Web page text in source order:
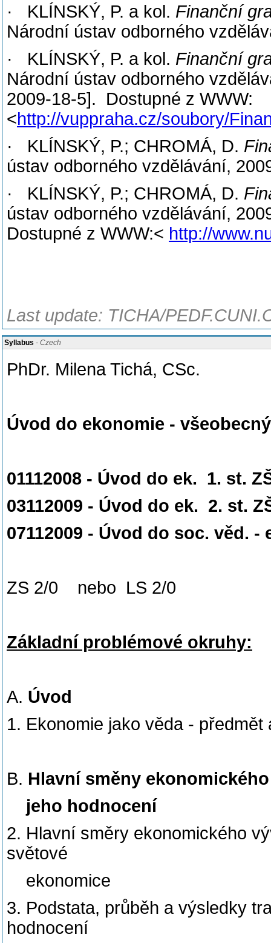
· KLÍNSKÝ, P. a kol. Finanční
Národní ústav odborného
· KLÍNSKÝ, P. a kol. Finanční
Národní ústav odborného
2009-18-5]. Dostupné z WWW:
<http://vuppraha.cz/soubory/
· KLÍNSKÝ, P.; CHROMÁ, D.
ústav odborného vzdělávání,
· KLÍNSKÝ, P.; CHROMÁ, D.
ústav odborného vzdělávání,
Dostupné z WWW:< http://
Last update: TICHA/
Syllabus - Czech
PhDr. Milena Tichá, CSc.
Úvod do ekonomie -
01112008 - Úvod do ek.
03112009 - Úvod do ek. 2. st.
07112009 - Úvod do soc. věd.
ZS 2/0 nebo LS 2/0
Základní problémové okruhy:
A. Úvod
1. Ekonomie jako věda -
B. Hlavní směny
jeho hodnocení
2. Hlavní směry ekonomického
světové
ekonomice
3. Podstata, průběh a výsledky
hodnocení